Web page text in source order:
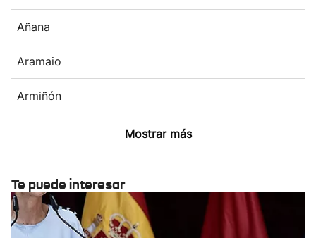
Añana
Aramaio
Armiñón
Mostrar más
Te puede interesar